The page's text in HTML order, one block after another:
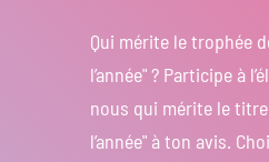
Qui mérite le trophée
l’année" ? Participe à
nous qui mérite le titre
l’année" à ton avis.